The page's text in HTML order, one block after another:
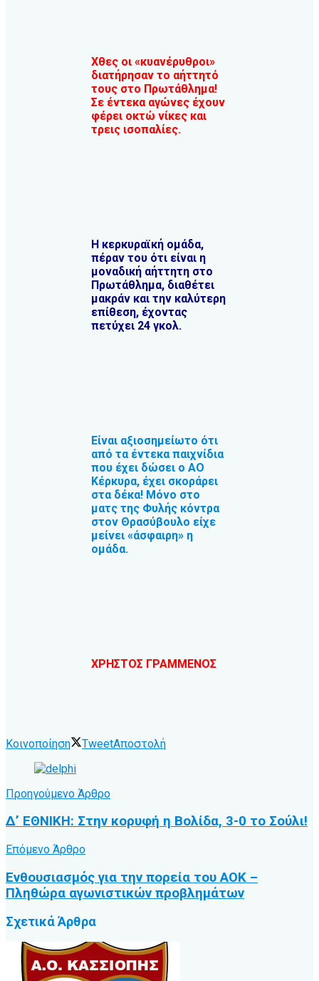
Χθες οι «κυανέρυθροι»
διατήρησαν το αήττητό
τους στο Πρωτάθλημα!
Σε έντεκα αγώνες έχουν
φέρει οκτώ νίκες και
τρεις ισοπαλίες.
Η κερκυραϊκή ομάδα,
πέραν του ότι είναι η
μοναδική αήττητη στο
Πρωτάθλημα, διαθέτει
μακράν και την καλύτερη
επίθεση, έχοντας
πετύχει 24 γκολ.
Είναι αξιοσημείωτο ότι
από τα έντεκα παιχνίδια
που έχει δώσει ο ΑΟ
Κέρκυρα, έχει σκοράρει
στα δέκα! Μόνο στο
ματς της Φυλής κόντρα
στον Θρασύβουλο είχε
μείνει «άσφαιρη» η
ομάδα.
ΧΡΗΣΤΟΣ ΓΡΑΜΜΕΝΟΣ
Κοινοποίηση TweetΑποστολή
Προηγούμενο Άρθρο
Δ’ ΕΘΝΙΚΗ: Στην κορυφή η Βολίδα, 3-0 το Σούλι!
Επόμενο Άρθρο
Ενθουσιασμός για την πορεία του ΑΟΚ –
Πληθώρα αγωνιστικών προβλημάτων
ΣχετικάΆρθρα